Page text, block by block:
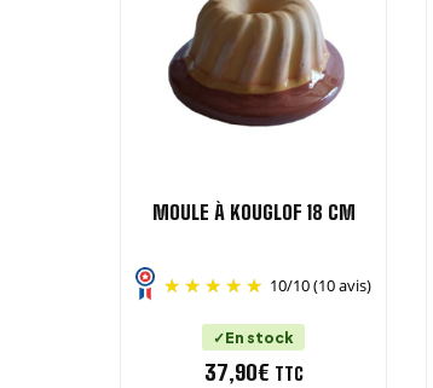
MOULE À KOUGLOF 18 CM
10/10(10 avis)
En stock
37,90€ TTC